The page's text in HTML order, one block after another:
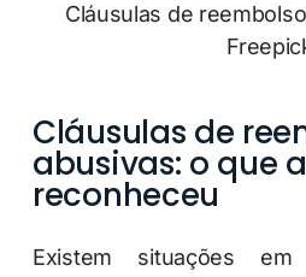
Cláusulas de
Cláusulas de
abusivas: o que
reconheceu
Existem situações